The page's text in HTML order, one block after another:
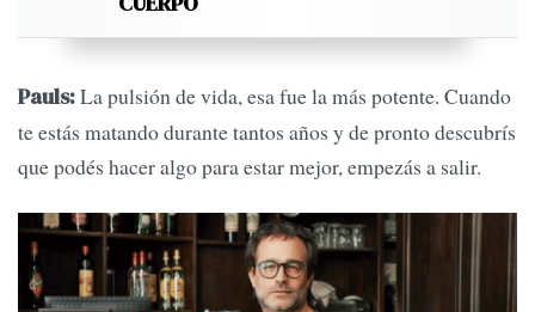
Pauls:La pulsión de vida, esa fue la más potente. Cuando
te estás matando durante tantos años y de pronto descubrís
que podés hacer algo para estar mejor, empezás a salir.